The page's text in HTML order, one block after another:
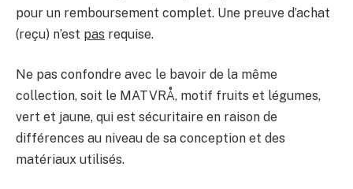
pour un remboursement complet. Une preuve d’achat
(reçu) n’est pas requise.
Ne pas confondre avec le bavoir de la même
collection, soit le MATVRÅ, motif fruits et légumes,
vert et jaune, qui est sécuritaire en raison de
différences au niveau de sa conception et des
matériaux utilisés.